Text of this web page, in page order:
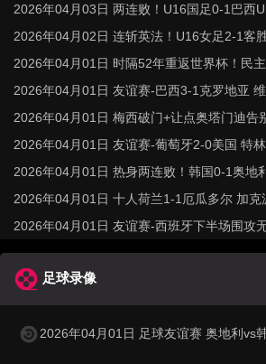
2026年04月03日 两连败！U16国足0-1巴西
李家进超远吊射造险
2026年04月02日 连斩英法！U16女足2-1客
界波何风清扬建功
2026年04月01日 时隔52年重返世界杯！民
安泽贝制胜
2026年04月01日 友谊赛-巴西3-1克罗地亚 维
克造点+助攻
2026年04月01日 梅西破门+让点奥塔门迪告
比亚3月友谊赛两胜
2026年04月01日 友谊赛-葡萄牙2-0美国 特林
费助攻双响
2026年04月01日 热身两连败！韩国0-1奥地
玟哉失良机
2026年04月01日 十人荷兰1-1厄瓜多尔 加克
弗莱肯送点
2026年04月01日 友谊赛-西班牙下半场围攻
亚国家队首秀
足球录像
2026年04月01日 足球友谊赛 奥地利vs韩国